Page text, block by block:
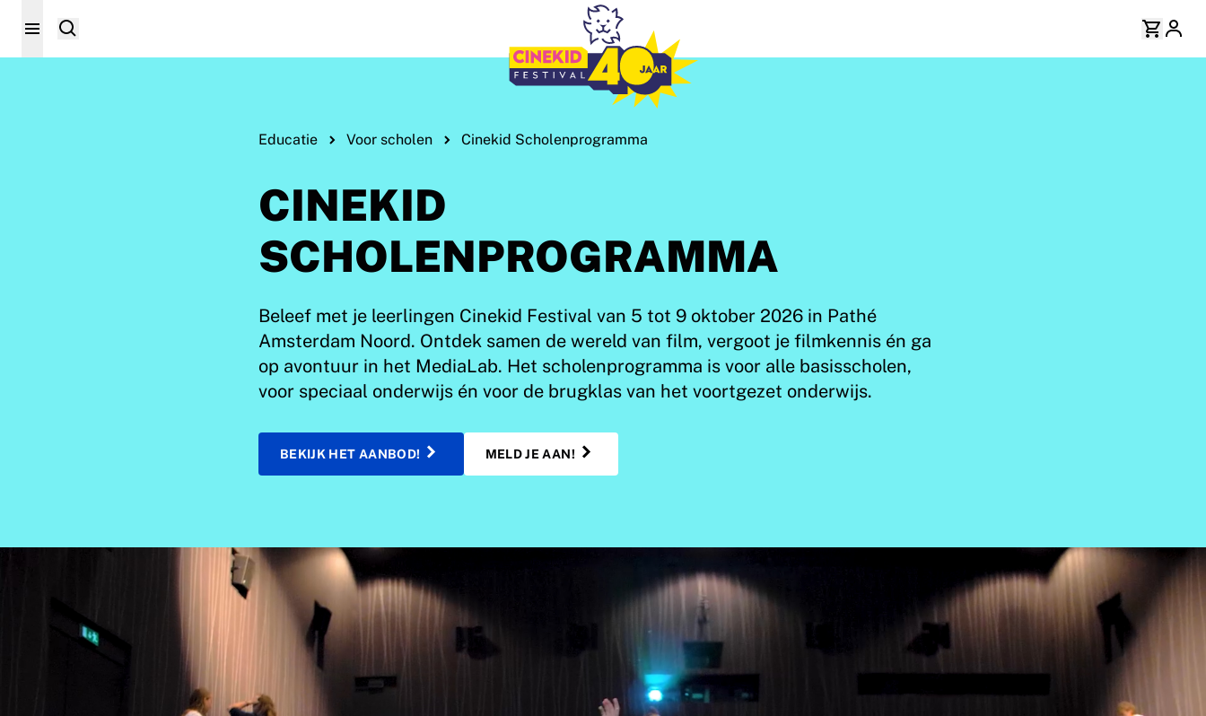
Educatie Voor scholen Cinekid Scholenprogramma
CINEKID
SCHOLENPROGRAMMA
Beleef met je leerlingen Cinekid Festival van 5 tot 9 oktober 2026 in Pathé
Amsterdam Noord. Ontdek samen de wereld van film, vergoot je filmkennis én ga
op avontuur in het MediaLab. Het scholenprogramma is voor alle basisscholen,
voor speciaal onderwijs én voor de brugklas van het voortgezet onderwijs.
BEKIJK HET AANBOD! MELD JE AAN!